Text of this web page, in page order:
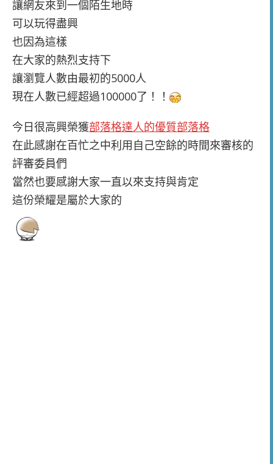
讓網友來到一個陌生地時
可以玩得盡興
也因為這樣
在大家的熱烈支持下
讓瀏覽人數由最初的5000人
現在人數已經超過100000了！！
今日很高興榮獲部落格達人的優質部落格
在此感謝在百忙之中利用自己空餘的時間來審核的
評審委員們
當然也要感謝大家一直以來支持與肯定
這份榮耀是屬於大家的